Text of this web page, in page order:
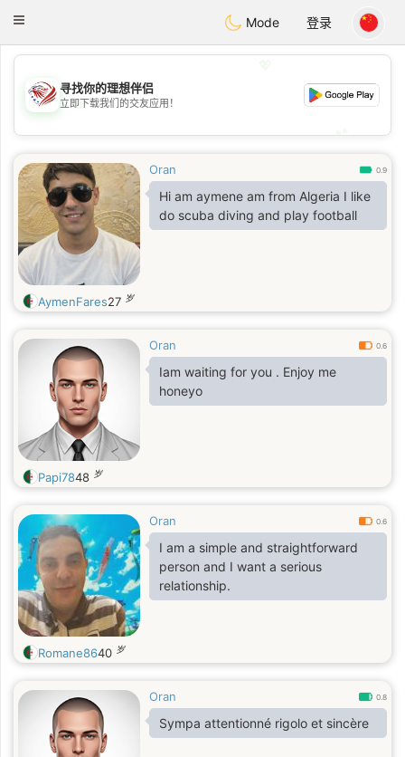
Dating
Toggle
Mode 登录
💖
💕
寻找你的理想伴侣
立即下载我们的交友应用！
Oran 0.9
Hi am aymene am from Algeria I like
do scuba diving and play football
AymenFares27 岁
Oran 0.6
Iam waiting for you . Enjoy me
honeyo
Papi7848 岁
Oran 0.6
I am a simple and straightforward
person and I want a serious
relationship.
Romane8640 岁
Oran 0.8
Sympa attentionné rigolo et sincère